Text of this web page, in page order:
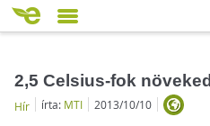
2,5 Celsius-fok
Hír írta: MTI 2013/10/10